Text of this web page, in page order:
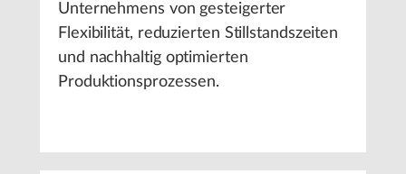
Unternehmens von gesteigerter
Flexibilität, reduzierten Stillstandszeiten
und nachhaltig optimierten
Produktionsprozessen.